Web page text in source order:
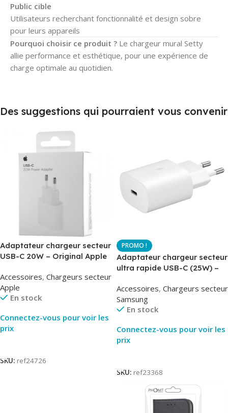
Public cible
Utilisateurs recherchant fonctionnalité et design sobre
pour leurs appareils
Pourquoi choisir ce produit ? Le chargeur mural Setty
allie performance et esthétique, pour une expérience de
charge optimale au quotidien.
Des suggestions qui pourraient vous convenir
Adaptateur chargeur secteur
USB-C 20W – Original Apple
Original
Accessoires, Chargeurs secteur
Apple
En stock
Connectez-vous pour voir les
prix
SKU: ref24726
Adaptateur chargeur secteur
ultra rapide USB-C (25W) –
EP-TA800
Accessoires, Chargeurs secteur
Samsung
En stock
Connectez-vous pour voir les
prix
SKU: ref23368